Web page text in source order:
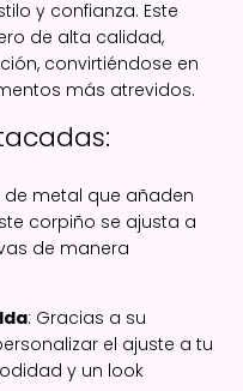
y confianza. Este
de alta calidad,
convirtiéndose en
más atrevidos.
de metal que añaden
corpiño se ajusta a
de manera
: Gracias a su
el ajuste a tu
y un look